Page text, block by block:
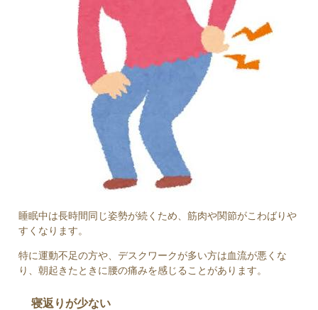
睡眠中は長時間同じ姿勢が続くため、筋肉や関節がこわばりや
すくなります。
特に運動不足の方や、デスクワークが多い方は血流が悪くな
り、朝起きたときに腰の痛みを感じることがあります。
寝返りが少ない